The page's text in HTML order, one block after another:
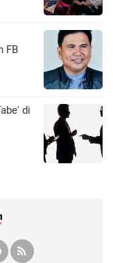
FB
di